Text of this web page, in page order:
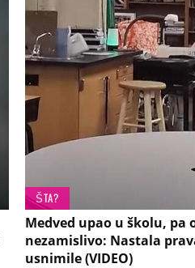
ŠTA?
Medved upao u školu, pa
nezamislivo: Nastala
usnimile (VIDEO)